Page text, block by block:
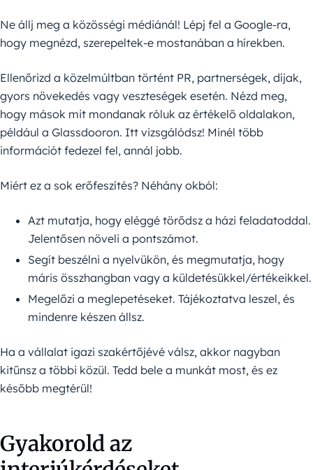
Ne állj meg a közösségi médiánál! Lépj fel a Google-ra,
hogy megnézd, szerepeltek-e mostanában a hírekben.
Ellenőrizd a közelmúltban történt PR, partnerségek, díjak,
gyors növekedés vagy veszteségek esetén. Nézd meg,
hogy mások mit mondanak róluk az értékelő oldalakon,
például a Glassdooron. Itt vizsgálódsz! Minél több
információt fedezel fel, annál jobb.
Miért ez a sok erőfeszítés? Néhány okból:
Azt mutatja, hogy eléggé törődsz a házi feladatoddal.
Jelentősen növeli a pontszámot.
Segít beszélni a nyelvükön, és megmutatja, hogy
máris összhangban vagy a küldetésükkel/értékeikkel.
Megelőzi a meglepetéseket. Tájékoztatva leszel, és
mindenre készen állsz.
Ha a vállalat igazi szakértőjévé válsz, akkor nagyban
kitűnsz a többi közül. Tedd bele a munkát most, és ez
később megtérül!
Gyakorold az